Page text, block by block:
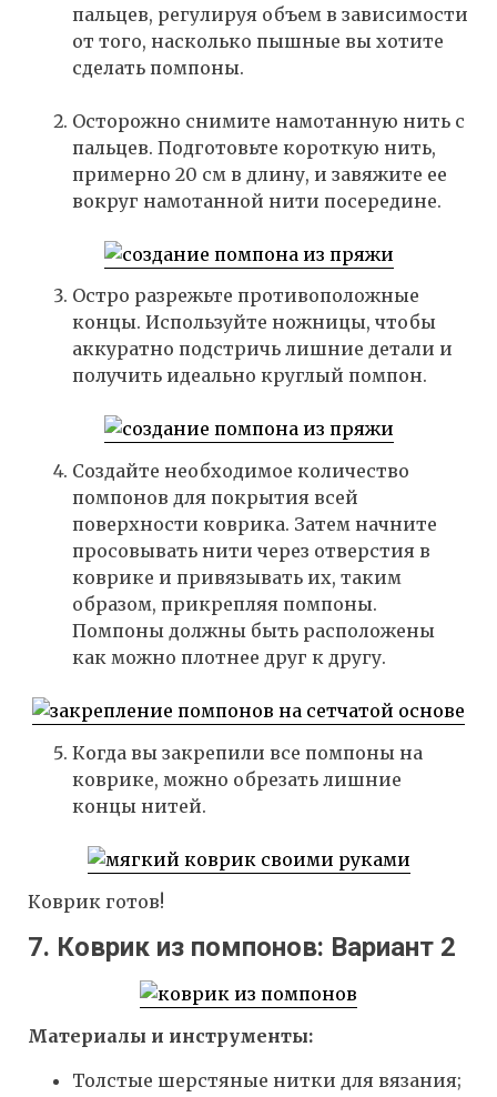
пальцев, регулируя объем в зависимости
от того, насколько пышные вы хотите
сделать помпоны.
Осторожно снимите намотанную нить с
пальцев. Подготовьте короткую нить,
примерно 20 см в длину, и завяжите ее
вокруг намотанной нити посередине.
Остро разрежьте противоположные
концы. Используйте ножницы, чтобы
аккуратно подстричь лишние детали и
получить идеально круглый помпон.
Создайте необходимое количество
помпонов для покрытия всей
поверхности коврика. Затем начните
просовывать нити через отверстия в
коврике и привязывать их, таким
образом, прикрепляя помпоны.
Помпоны должны быть расположены
как можно плотнее друг к другу.
Когда вы закрепили все помпоны на
коврике, можно обрезать лишние
концы нитей.
Коврик готов!
7. Коврик из помпонов: Вариант 2
Материалы и инструменты:
Толстые шерстяные нитки для вязания;